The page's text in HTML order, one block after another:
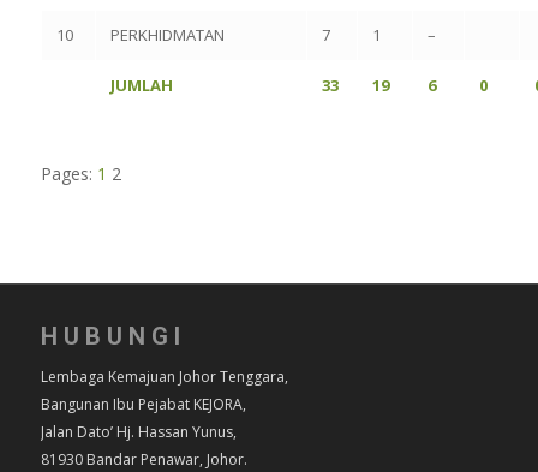
10 PERKHIDMATAN 7 1 –
JUMLAH 33 19 6 0
Pages: 1 2
HUBUNGI
Lembaga Kemajuan Johor Tenggara,
Bangunan Ibu Pejabat KEJORA,
Jalan Dato’ Hj. Hassan Yunus,
81930 Bandar Penawar, Johor.